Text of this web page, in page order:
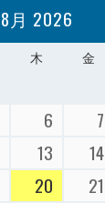
8月 2026
木 金
6 7
13 14
20 21